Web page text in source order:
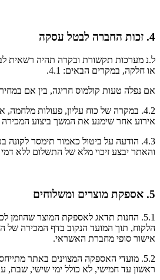
4. זכות החברה לבטל עסקה
ל.נ מערכות תקשורת ובקרה תהיה רשאית
או חלקה, במקרים הבאים: 4.1.
אם נפלה טעות קולמוס חריגה, בין אם
4.2. במקרה של כוח עליון, פעולות מלחמה,
אירוע אחר שימנע את המשך ביצוע
4.3. הודעה על ביטול כאמור תימסר לקונה
והאתר יבצע זיכוי מלא של התשלום ללא דמי
5. אספקת מוצרים ומשלוחים
5.1. החנות תדאג לאספקת המוצר שהוזמן
הלקוח, תוך המועד הנקוב בדף המכירה של
אישור סופי מחברת האשראי.
5.2. מועדי האספקה המצוינים באתר מתייחסים ל
ראשון עד חמישי, לא כולל ימי שישי, שבת,